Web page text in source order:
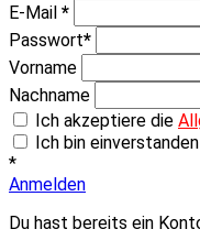
E-Mail *
Passwort*
Vorname
Nachname
Ich akzeptiere die
Ich bin
*
Anmelden
Du hast bereits ein